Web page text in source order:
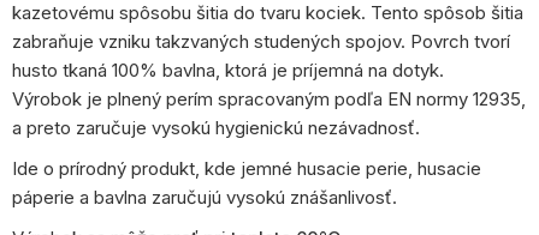
kazetovému spôsobu šitia do tvaru kociek. Tento spôsob šitia
zabraňuje vzniku takzvaných studených spojov. Povrch tvorí
husto tkaná 100% bavlna, ktorá je príjemná na dotyk.
Výrobok je plnený perím spracovaným podľa EN normy 12935,
a preto zaručuje vysokú hygienickú nezávadnosť.
Ide o prírodný produkt, kde jemné husacie perie, husacie
páperie a bavlna zaručujú vysokú znášanlivosť.